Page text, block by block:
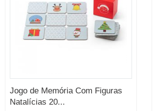
Jogo de Memória Com Figuras
Natalícias 20...